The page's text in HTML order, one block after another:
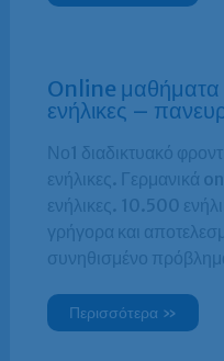
Online μαθήματα
ενήλικες –
Νο1 διαδικτυακό
ενήλικες. Γερμανικά
ενήλικες. 10.500
γρήγορα και
συνηθισμένο
Περισσότερα »